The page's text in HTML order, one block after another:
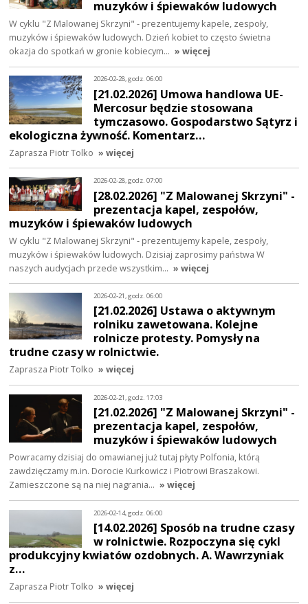
muzyków i śpiewaków ludowych
W cyklu "Z Malowanej Skrzyni" - prezentujemy kapele, zespoły,
muzyków i śpiewaków ludowych. Dzień kobiet to często świetna
okazja do spotkań w gronie kobiecym… » więcej
2026-02-28, godz. 06:00
[21.02.2026] Umowa handlowa UE-
Mercosur będzie stosowana
tymczasowo. Gospodarstwo Sątyrz i
ekologiczna żywność. Komentarz…
Zaprasza Piotr Tolko » więcej
2026-02-28, godz. 07:00
[28.02.2026] "Z Malowanej Skrzyni" -
prezentacja kapel, zespołów,
muzyków i śpiewaków ludowych
W cyklu "Z Malowanej Skrzyni" - prezentujemy kapele, zespoły,
muzyków i śpiewaków ludowych. Dzisiaj zaprosimy państwa W
naszych audycjach przede wszystkim… » więcej
2026-02-21, godz. 06:00
[21.02.2026] Ustawa o aktywnym
rolniku zawetowana. Kolejne
rolnicze protesty. Pomysły na
trudne czasy w rolnictwie.
Zaprasza Piotr Tolko » więcej
2026-02-21, godz. 17:03
[21.02.2026] "Z Malowanej Skrzyni" -
prezentacja kapel, zespołów,
muzyków i śpiewaków ludowych
Powracamy dzisiaj do omawianej już tutaj płyty Polfonia, którą
zawdzięczamy m.in. Dorocie Kurkowicz i Piotrowi Braszakowi.
Zamieszczone są na niej nagrania… » więcej
2026-02-14, godz. 06:00
[14.02.2026] Sposób na trudne czasy
w rolnictwie. Rozpoczyna się cykl
produkcyjny kwiatów ozdobnych. A. Wawrzyniak
z…
Zaprasza Piotr Tolko » więcej